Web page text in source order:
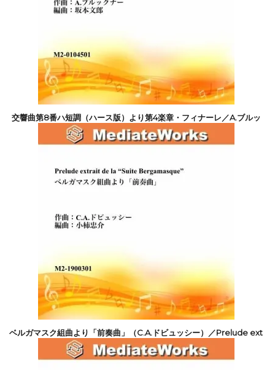
交響曲第8番ハ短調（ハース版）より第4楽章・フィナーレ／A.ブルッ
クナー
66,000円(税込)
ベルガマスク組曲より「前奏曲」（C.A.ドビュッシー）／Prelude ext
rait de la “Suite Bergamasque”
6,600円(税込)